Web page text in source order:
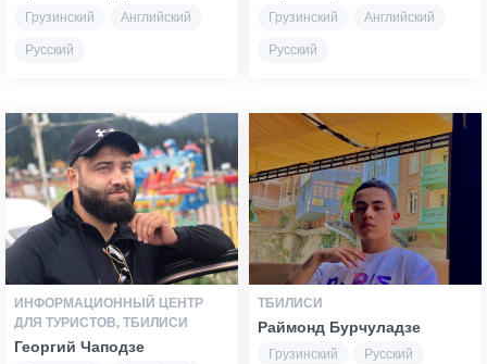
Грузинский
Английский
Русский
Грузинский
Английский
Русский
ИНФОРМАЦИОННЫЙ ЦЕНТР
ДЛЯ ТУРИСТОВ, ТБИЛИСИ
Георгий Чаподзе
ТБИЛИСИ
Раймонд Бурчуладзе
Грузинский
Русский